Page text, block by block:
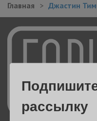
НОВОСТИ ГОРОДА
КУДА ПОЙТИ В ГОРОДЕ
ЗДОРОВЬЕ
РАБОТА И БИЗНЕС
ЖИЛЬЕ
Главная Джастин
рассылку